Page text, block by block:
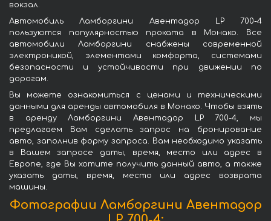
вокзал.
Автомобиль Ламборгини Авентадор LP 700-4
пользуются популярностью проката в Монако. Все
автомобили Ламборгини снабжены современной
электроникой, элементами комфорта, системами
безопасности и устойчивости при движении по
дорогам.
Вы можете ознакомиться с ценами и техническими
данными для аренды автомобиля в Монако. Чтобы взять
в аренду Ламборгини Авентадор LP 700-4, мы
предлагаем Вам сделать запрос на бронирование
авто, заполнив форму запроса. Вам необходимо указать
в Вашем запросе даты, время, место или адрес в
Европе, где Вы хотите получить данный авто, а также
указать даты, время, место или адрес возврата
машины.
Фотографии Ламборгини Авентадор